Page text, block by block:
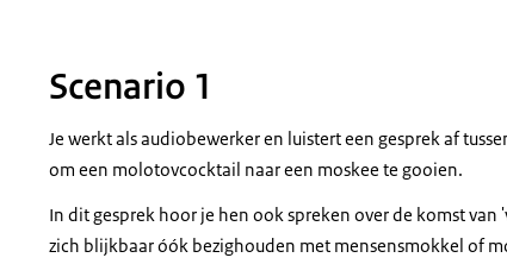
Scenario 1
Je werkt als audiobewerker en luistert een gesprek af
om een molotovcocktail naar een moskee te gooien.
In dit gesprek hoor je hen ook spreken over de komst
zich blijkbaar óók bezighouden met mensensmokkel of